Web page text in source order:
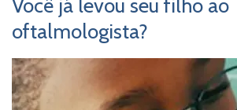
Você já levou seu filho ao
oftalmologista?